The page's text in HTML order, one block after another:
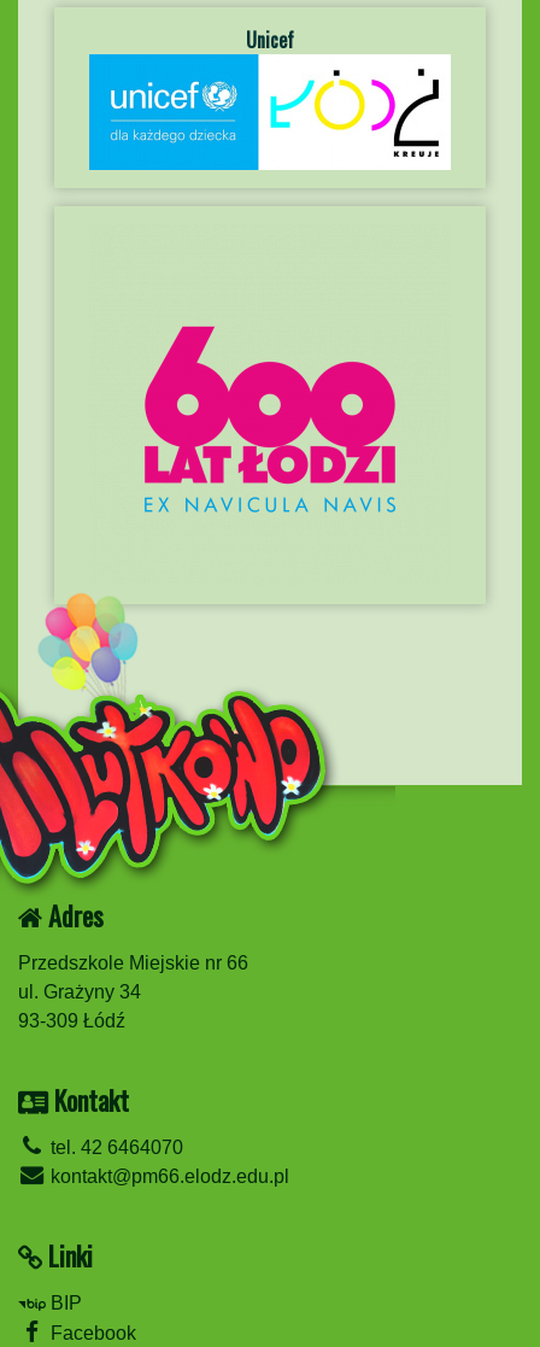
Unicef
Adres
Przedszkole Miejskie nr 66
ul. Grażyny 34
93-309 Łódź
Kontakt
tel. 42 6464070
kontakt@pm66.elodz.edu.pl
Linki
BIP
Facebook